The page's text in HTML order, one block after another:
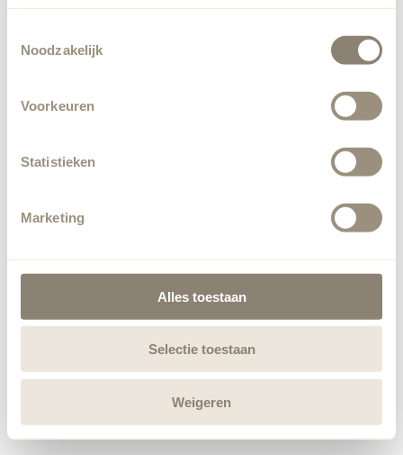
Noodzakelijk
Voorkeuren
Statistieken
Marketing
Alles toestaan
Selectie toestaan
Weigeren